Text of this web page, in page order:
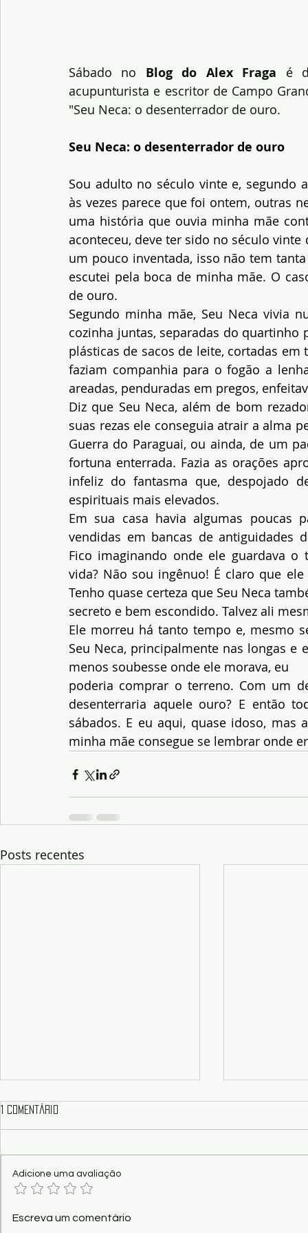
Sábado no Blog do Alex Fraga é
acupunturista e escritor de Campo
"Seu Neca: o desenterrador de ouro.
Seu Neca: o desenterrador de ouro
Sou adulto no século vinte e, segundo
às vezes parece que foi ontem, outras
uma história que ouvia minha mãe
aconteceu, deve ter sido no século
um pouco inventada, isso não tem
escutei pela boca de minha mãe. O
de ouro.
Segundo minha mãe, Seu Neca vivia
cozinha juntas, separadas do
plásticas de sacos de leite, cortadas
faziam companhia para o fogão a
areadas, penduradas em pregos,
Diz que Seu Neca, além de bom
suas rezas ele conseguia atrair a alma
Guerra do Paraguai, ou ainda, de um
fortuna enterrada. Fazia as orações
infeliz do fantasma que, despojado
espirituais mais elevados.
Em sua casa havia algumas poucas
vendidas em bancas de antiguidades
Fico imaginando onde ele guardava
vida? Não sou ingênuo! É claro que
Tenho quase certeza que Seu Neca
secreto e bem escondido. Talvez ali
Ele morreu há tanto tempo e, mesmo
Seu Neca, principalmente nas longas e
menos soubesse onde ele morava, eu
poderia comprar o terreno. Com um
desenterraria aquele ouro? E então
sábados. E eu aqui, quase idoso, mas
minha mãe consegue se lembrar onde
Posts recentes
Show - "Vital – O Musical dos
1 comentário
Adicione uma avaliação
Escreva um comentário